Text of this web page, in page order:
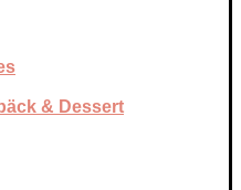
& Dessert